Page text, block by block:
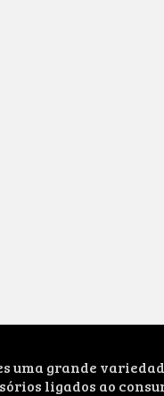
uma grande
ligados ao